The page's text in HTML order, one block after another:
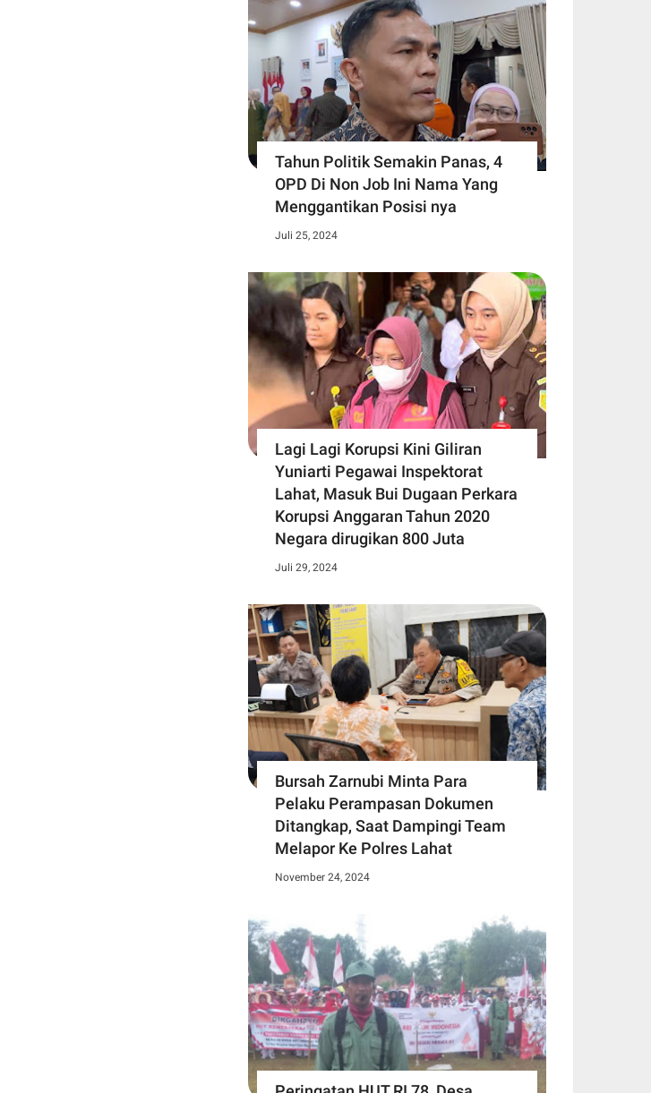
Tahun Politik Semakin Panas, 4
OPD Di Non Job Ini Nama Yang
Menggantikan Posisi nya
Juli 25, 2024
Lagi Lagi Korupsi Kini Giliran
Yuniarti Pegawai Inspektorat
Lahat, Masuk Bui Dugaan Perkara
Korupsi Anggaran Tahun 2020
Negara dirugikan 800 Juta
Juli 29, 2024
Bursah Zarnubi Minta Para
Pelaku Perampasan Dokumen
Ditangkap, Saat Dampingi Team
Melapor Ke Polres Lahat
November 24, 2024